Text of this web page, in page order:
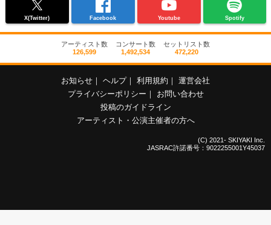
X(Twitter) Facebook Youtube Spotify
アーティスト数
126,599
コンサート数
1,492,534
セットリスト数
472,220
お知らせ ヘルプ 利用規約
運営会社
プライバシーポリシー
お問い合わせ
投稿のガイドライン
アーティスト・公演主催者の方へ
(C) 2021- SKIYAKI Inc.
JASRAC許諾番号：9022255001Y45037